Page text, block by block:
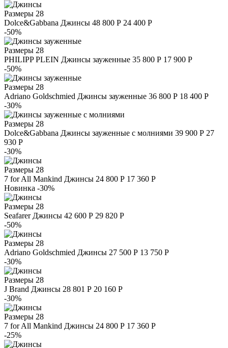
Размеры 28
Dolce&Gabbana Джинсы 48 800 Р 24 400 Р
-50%
Размеры 28
PHILIPP PLEIN Джинсы зауженные 35 800 Р 17 900 Р
-50%
Размеры 28
Adriano Goldschmied Джинсы зауженные 36 800 Р 18 400 Р
-30%
Размеры 28
Dolce&Gabbana Джинсы зауженные с молниями 39 900 Р 27
930 Р
-30%
Размеры 28
7 for All Mankind Джинсы 24 800 Р 17 360 Р
Новинка -30%
Размеры 28
Seafarer Джинсы 42 600 Р 29 820 Р
-50%
Размеры 28
Adriano Goldschmied Джинсы 27 500 Р 13 750 Р
-30%
Размеры 28
J Brand Джинсы 28 801 Р 20 160 Р
-30%
Размеры 28
7 for All Mankind Джинсы 24 800 Р 17 360 Р
-25%